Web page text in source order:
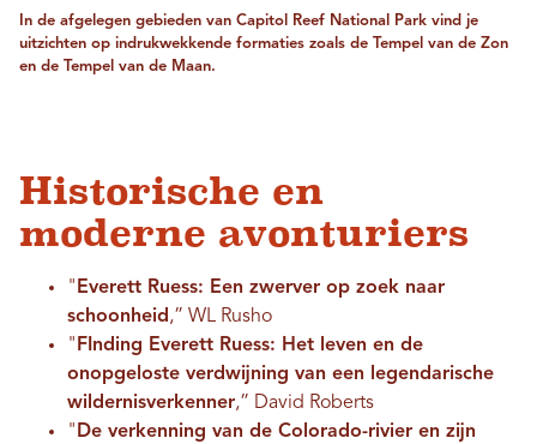
In de afgelegen gebieden van Capitol Reef National Park vind je
uitzichten op indrukwekkende formaties zoals de Tempel van de Zon
en de Tempel van de Maan.
Historische en
moderne avonturiers
" Everett Ruess: Een zwerver op zoek naar
schoonheid,” WL Rusho
" F Inding Everett Ruess: Het leven en de
onopgeloste verdwijning van een legendarische
wildernisverkenner,” David Roberts
" De verkenning van de Colorado-rivier en zijn